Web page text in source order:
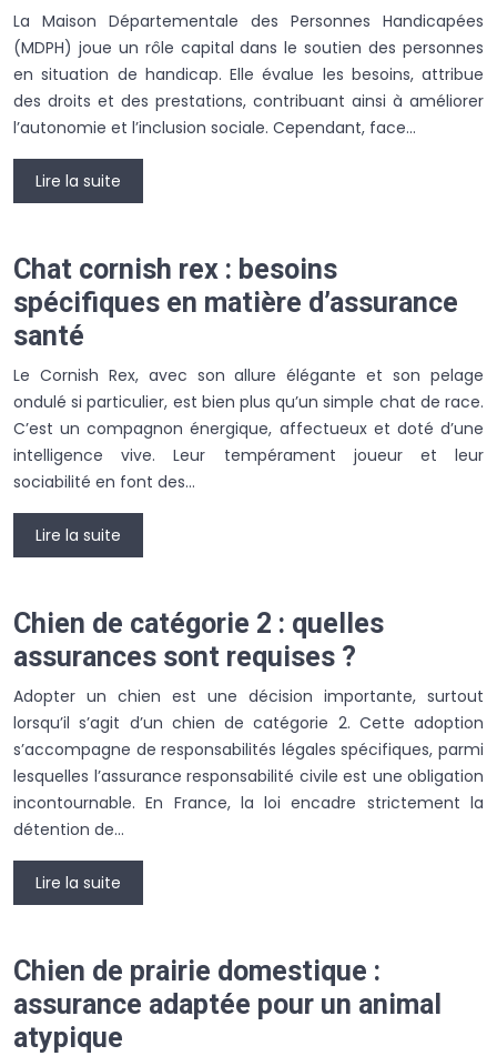
La Maison Départementale des Personnes Handicapées
(MDPH) joue un rôle capital dans le soutien des personnes
en situation de handicap. Elle évalue les besoins, attribue
des droits et des prestations, contribuant ainsi à améliorer
l’autonomie et l’inclusion sociale. Cependant, face…
Lire la suite
Chat cornish rex : besoins
spécifiques en matière d’assurance
santé
Le Cornish Rex, avec son allure élégante et son pelage
ondulé si particulier, est bien plus qu’un simple chat de race.
C’est un compagnon énergique, affectueux et doté d’une
intelligence vive. Leur tempérament joueur et leur
sociabilité en font des…
Lire la suite
Chien de catégorie 2 : quelles
assurances sont requises ?
Adopter un chien est une décision importante, surtout
lorsqu’il s’agit d’un chien de catégorie 2. Cette adoption
s’accompagne de responsabilités légales spécifiques, parmi
lesquelles l’assurance responsabilité civile est une obligation
incontournable. En France, la loi encadre strictement la
détention de…
Lire la suite
Chien de prairie domestique :
assurance adaptée pour un animal
atypique